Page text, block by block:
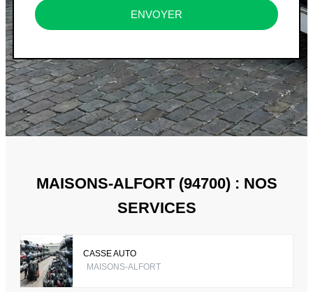
ENVOYER
MAISONS-ALFORT (94700) : NOS
SERVICES
CASSE AUTO
MAISONS-ALFORT